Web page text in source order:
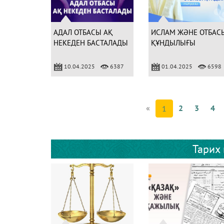
АДАЛ ОТБАСЫ АҚ
НЕКЕДЕН БАСТАЛАДЫ
10.04.2025 6387
ИСЛАМ ЖӘНЕ
ҚҰНДЫЛЫҒЫ
01.04.2025 6598
« 1 2 3 4